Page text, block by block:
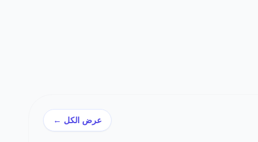
عرض الكل ←